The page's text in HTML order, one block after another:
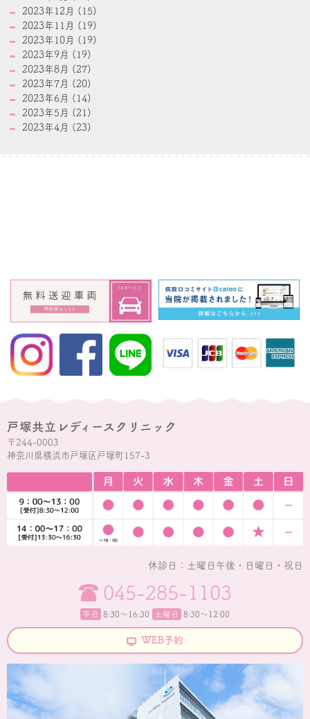
2023年12月 (15)
2023年11月 (19)
2023年10月 (19)
2023年9月 (19)
2023年8月 (27)
2023年7月 (20)
2023年6月 (14)
2023年5月 (21)
2023年4月 (23)
戸塚共立レディースクリニック
〒244-0003
神奈川県横浜市戸塚区戸塚町157-3
休診日：土曜日午後・日曜日・祝日
045-285-1103
平日 8:30〜16:30 土曜日 8:30～12:00
WEB予約